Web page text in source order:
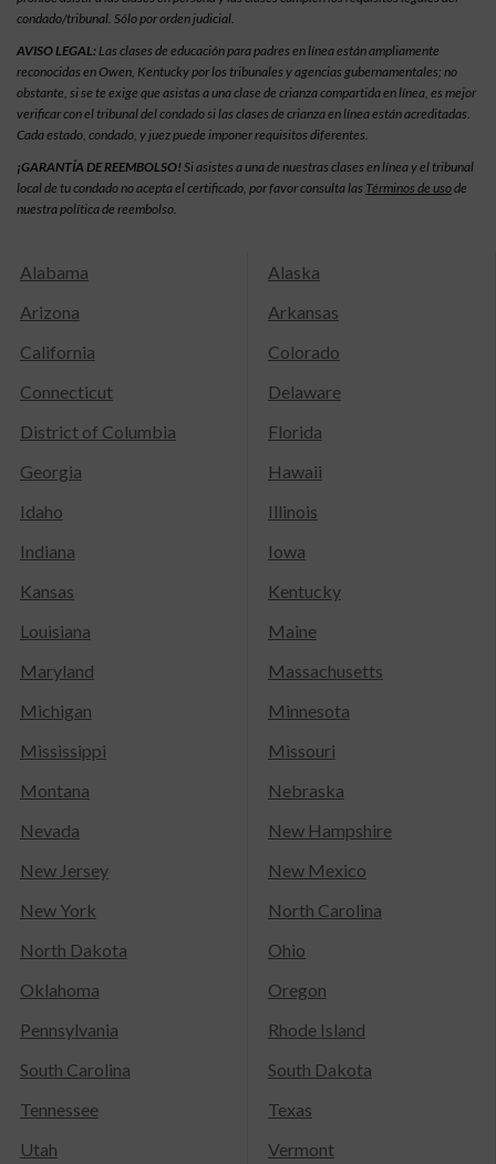
condado/tribunal. Sólo por orden judicial.
AVISO LEGAL:Las clases de educación para padres en línea están ampliamente
reconocidas en Owen, Kentucky por los tribunales y agencias gubernamentales; no
obstante, si se te exige que asistas a una clase de crianza compartida en línea, es mejor
verificar con el tribunal del condado si las clases de crianza en línea están acreditadas.
Cada estado, condado, y juez puede imponer requisitos diferentes.
¡GARANTÍA DE REEMBOLSO! Si asistes a una de nuestras clases en línea y el tribunal
local de tu condado no acepta el certificado, por favor consulta las Términos de usode
nuestra política de reembolso.
Alabama
Alaska
Arizona
Arkansas
California
Colorado
Connecticut
Delaware
District of Columbia
Florida
Georgia
Hawaii
Idaho
Illinois
Indiana
Iowa
Kansas
Kentucky
Louisiana
Maine
Maryland
Massachusetts
Michigan
Minnesota
Mississippi
Missouri
Montana
Nebraska
Nevada
New Hampshire
New Jersey
New Mexico
New York
North Carolina
North Dakota
Ohio
Oklahoma
Oregon
Pennsylvania
Rhode Island
South Carolina
South Dakota
Tennessee
Texas
Utah
Vermont